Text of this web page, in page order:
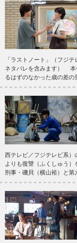
「ラストノート」（フジ
ネタバレを含みます） 本
るはずのなかった歳の差
西テレビ／フジテレビ系
よりも復讐（ふくしゅう
刑事・磯貝（横山裕）と